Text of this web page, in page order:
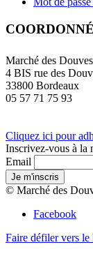
Marché des Douves
4 BIS rue des
33800 Bordeaux
05 57 71 75 93
Cliquez ici pour
Inscrivez-vous à la
Email
© Marché des
Facebook
Faire défiler vers le